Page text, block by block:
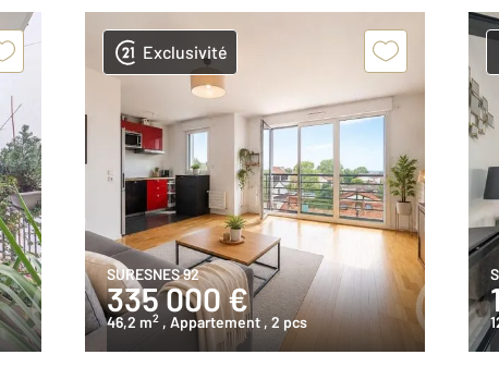
Exclusivité
SURESNES 92
335 000 €
46,2 m2 , Appartement , 2 pcs